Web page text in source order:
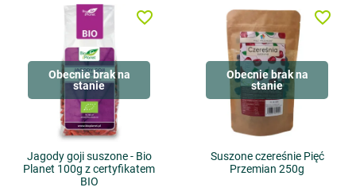
Obecnie brak na
stanie
Jagody goji suszone - Bio
Planet 100g z certyfikatem
BIO
favorite_border
Obecnie brak na
stanie
Suszone czereśnie Pięć
Przemian 250g
favorite_border